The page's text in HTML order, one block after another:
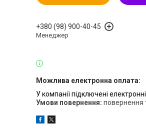
+380 (98) 900-40-45
Менеджер
У компанії підключені
повернення